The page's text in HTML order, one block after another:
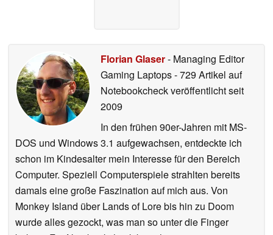
Florian Glaser- Managing Editor
Gaming Laptops- 729 Artikel auf
Notebookcheck veröffentlichtseit
2009
In den frühen 90er-Jahren mit MS-
DOS und Windows 3.1 aufgewachsen, entdeckte ich
schon im Kindesalter mein Interesse für den Bereich
Computer. Speziell Computerspiele strahlten bereits
damals eine große Faszination auf mich aus. Von
Monkey Island über Lands of Lore bis hin zu Doom
wurde alles gezockt, was man so unter die Finger